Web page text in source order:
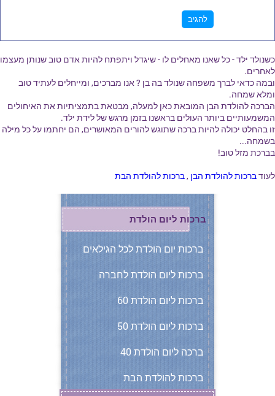
כשנולד ילד - כל שאנו מאחלים לו - שיגדל ויתפתח להיות אדם טוב שנותן מעצמו
לאחרים.
ובמה כדאי לברך משפחה שנולד בה בן ? אנו מברכים, ומייחלים לעתיד טוב
ומלא שמחה.
הברכה להולדת הבן המובאת כאן למעלה, מבטאת בתמציתיות את האיחולים
המשמעותיים ביותר העולים בראשנו בזמן מרגש של לידת ילד.
זו בהחלט יכולה להיות ברכה שתוגש להורים המאושרים, הם יחתמו על כל מילה
בשמחה...
בברכת מזל טוב!
לעודברכות להולדת הבן ,ברכות להולדת הבת
ברכות ליום הולדת
ברכות יום הולדת לכל הגילאים
ברכות ליום הולדת לחברה
ברכות ליום הולדת 60
ברכות ליום הולדת 50
ברכה ליום הולדת 40
ברכות להולדת הבת